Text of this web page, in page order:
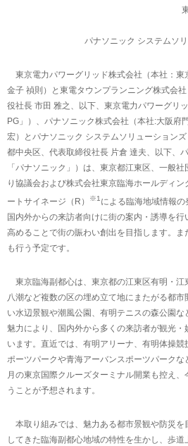
パナソニック システムソ
東京電力パワーグリッド株式会社（本社：東
金子 禎則）と東電タウンプランニング株式会
役社長 市田 雅之、以下、東京電力パワーグリ
PG」）、パナソニック株式会社（本社:大阪府
宏）とパナソニック システムソリューション
都中央区、代表取締役社長 片倉 達夫、以下、
「パナソニック」）は、東京都江東区、一般
り協議会および株式会社東京臨海ホールディン
ートサイネージ（R）
※1 による臨海地域情報の
国内外からの来訪者向けに街の案内・誘導を
高めることで街の賑わい創出を目指します。ま
も行う予定です。
東京臨海副都心は、東京都の江東区有明・江
八潮など複数の区の埋め立て地にまたがる都
い水辺景観や潮風公園、有明テニスの森公園
魅力により、国内外から多くの来訪者が観光
います。直近では、有明アリーナ、有明体操
ポーツパークや青海アーバンスポーツパーク
月の東京国際クルーズターミナル開業も控え
うことが予想されます。
本取り組みでは、魅力ある都市景観や防災を
してきた臨海副都心地域の特性を生かし、歩